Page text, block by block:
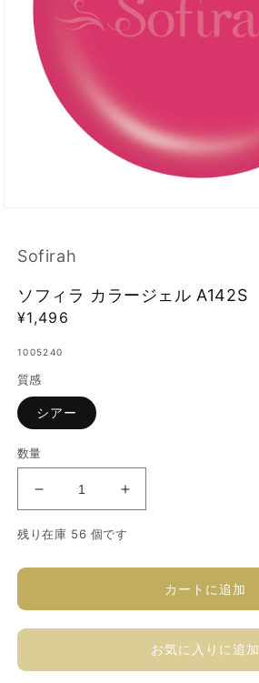
Sofirah
ソフィラ カラージェル A142S
通
価
格
¥1,496
1005240
質感
シアー
数量
ィ
ラ
ラ
ー
ェ
ソ
ラ
ラ
ー
ェ
残り在庫 56 個です
カートに追加
お気に入りに追加